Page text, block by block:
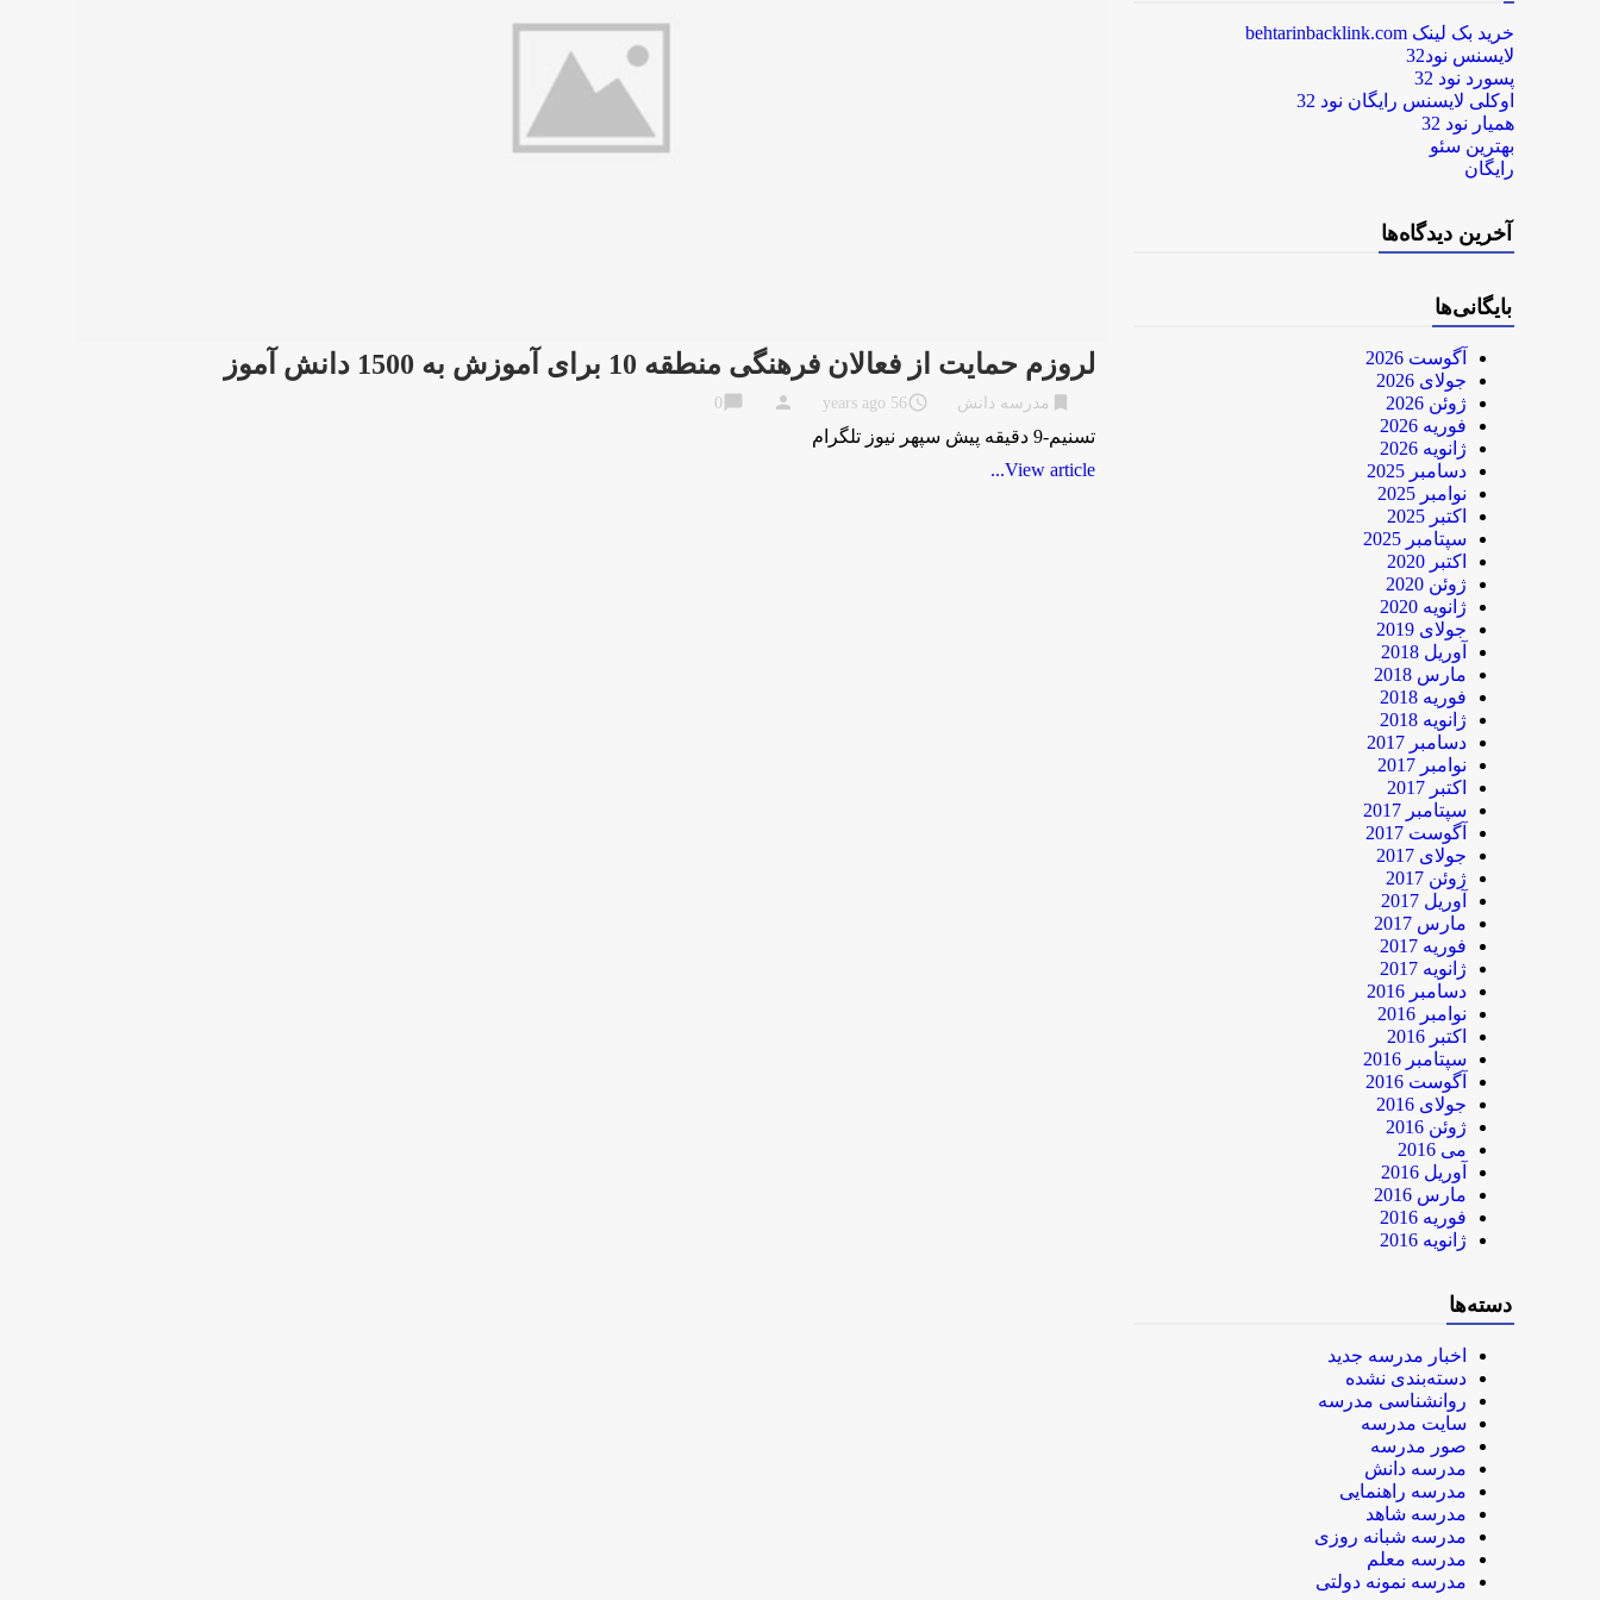
لروزم حمایت از فعالان فرهنگی منطقه 10 برای آموزش به 1500 دانش آموز
مدرسه دانش access_time
56 years ago
person
chat_bubble
0
تسنیم-9 دقیقه پیش سپهر نیوز تلگرام
View article...
خرید بک لینک behtarinbacklink.com
لایسنس نود32
پسورد نود 32
اوکلی لایسنس رایگان نود 32
همیار نود 32
بهترین سئو
رایگان
آخرین دیدگاه‌ها
بایگانی‌ها
آگوست 2026
جولای 2026
ژوئن 2026
فوریه 2026
ژانویه 2026
دسامبر 2025
نوامبر 2025
اکتبر 2025
سپتامبر 2025
اکتبر 2020
ژوئن 2020
ژانویه 2020
جولای 2019
آوریل 2018
مارس 2018
فوریه 2018
ژانویه 2018
دسامبر 2017
نوامبر 2017
اکتبر 2017
سپتامبر 2017
آگوست 2017
جولای 2017
ژوئن 2017
آوریل 2017
مارس 2017
فوریه 2017
ژانویه 2017
دسامبر 2016
نوامبر 2016
اکتبر 2016
سپتامبر 2016
آگوست 2016
جولای 2016
ژوئن 2016
می 2016
آوریل 2016
مارس 2016
فوریه 2016
ژانویه 2016
دسته‌ها
اخبار مدرسه جدید
دسته‌بندی نشده
روانشناسی مدرسه
سایت مدرسه
صور مدرسه
مدرسه دانش
مدرسه راهنمایی
مدرسه شاهد
مدرسه شبانه روزی
مدرسه معلم
مدرسه نمونه دولتی